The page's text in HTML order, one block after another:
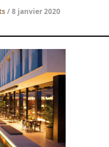
/ 8 janvier 2020